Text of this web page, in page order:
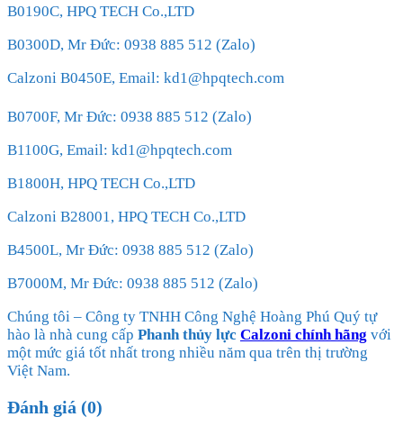
B0190C, HPQ TECH Co.,LTD
B0300D, Mr Đức: 0938 885 512 (Zalo)
Calzoni B0450E, Email: kd1@hpqtech.com
B0700F, Mr Đức: 0938 885 512 (Zalo)
B1100G, Email: kd1@hpqtech.com
B1800H, HPQ TECH Co.,LTD
Calzoni B28001, HPQ TECH Co.,LTD
B4500L, Mr Đức: 0938 885 512 (Zalo)
B7000M, Mr Đức: 0938 885 512 (Zalo)
Chúng tôi – Công ty TNHH Công Nghệ Hoàng Phú Quý tự
hào là nhà cung cấp Phanh thủy lực Calzoni chính hãng với
một mức giá tốt nhất trong nhiều năm qua trên thị trường
Việt Nam.
Đánh giá (0)